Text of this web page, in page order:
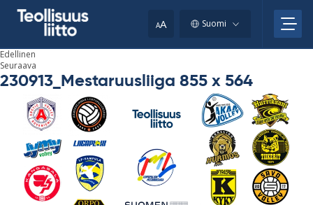
AA Suomi
Edellinen
Seuraava
230913_Mestaruusliiga 855 x 564
clipboard.)